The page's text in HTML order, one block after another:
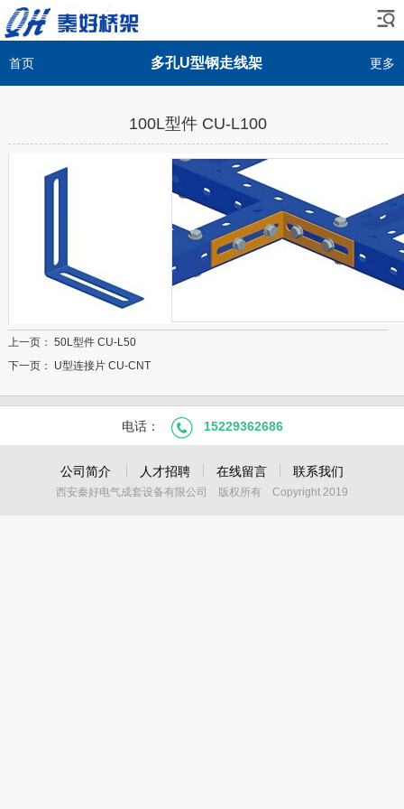
首页 更多
多孔U型钢走线架
100L型件 CU-L100
上一页： 50L型件 CU-L50
下一页： U型连接片 CU-CNT
电话： 15229362686
公司简介 人才招聘 在线留言 联系我们
西安秦好电气成套设备有限公司 版权所有 Copyright 2019